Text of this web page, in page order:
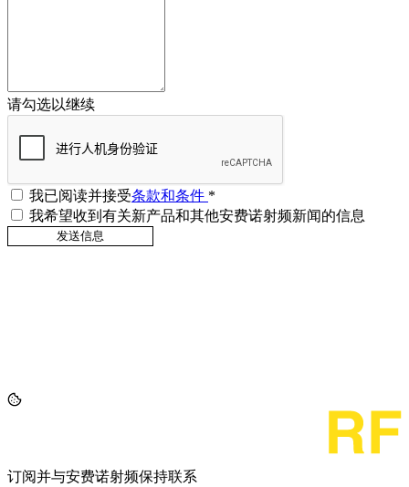
请勾选以继续
我已阅读并接受条款和条件 *
我希望收到有关新产品和其他安费诺射频新闻的信息
订阅并与安费诺射频保持联系